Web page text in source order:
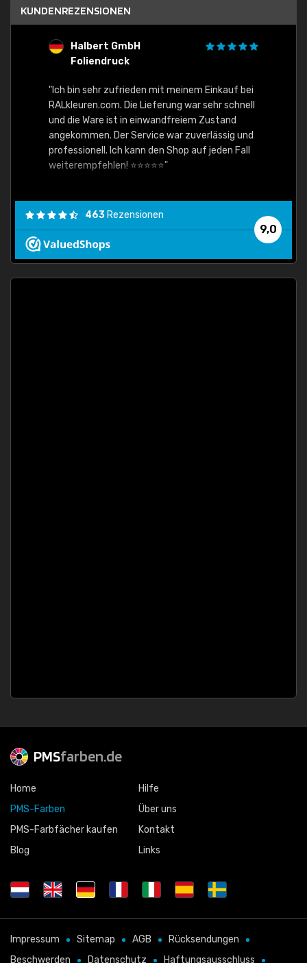
KUNDENREZENSIONEN
Halbert GmbH
Foliendruck
"Ich bin sehr zufrieden mit meinem Einkauf bei
RALkleuren.com. Die Lieferung war sehr schnell
und die Ware ist in einwandfreiem Zustand
angekommen. Der Service war zuverlässig und
professionell. Ich kann den Shop auf jeden Fall
weiterempfehlen! ⭐⭐⭐⭐⭐"
9,0
463 Rezensionen
PMSfarben.de
Home
PMS-Farben
PMS-Farbfächer kaufen
Blog
Hilfe
Über uns
Kontakt
Links
Impressum Sitemap AGB
Rücksendungen
Beschwerden
Datenschutz Haftungsausschluss